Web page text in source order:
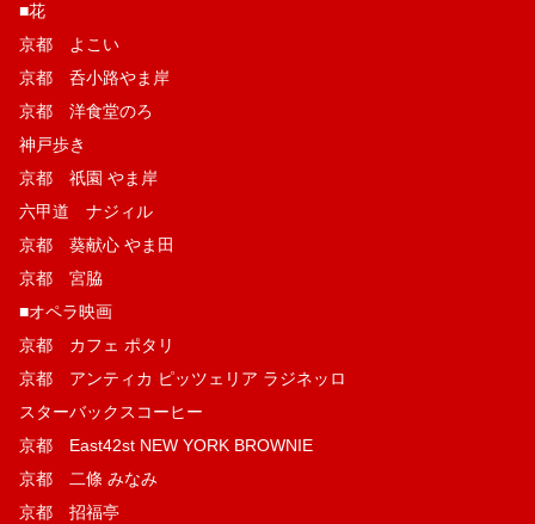
■花
京都 よこい
京都 呑小路やま岸
京都 洋食堂のろ
神戸歩き
京都 祇園 やま岸
六甲道 ナジィル
京都 葵献心 やま田
京都 宮脇
■オペラ映画
京都 カフェ ポタリ
京都 アンティカ ピッツェリア ラジネッロ
スターバックスコーヒー
京都 East42st NEW YORK BROWNIE
京都 二條 みなみ
京都 招福亭